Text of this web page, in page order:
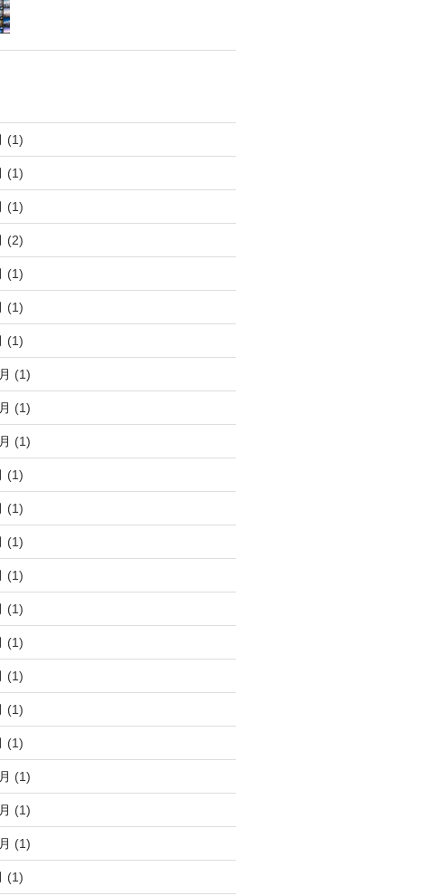
(1)
(1)
(1)
(2)
(1)
(1)
(1)
(1)
(1)
(1)
(1)
(1)
(1)
(1)
(1)
(1)
(1)
(1)
(1)
(1)
(1)
(1)
(1)